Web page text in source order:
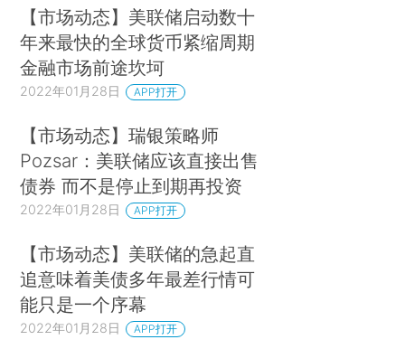
【市场动态】美联储启动数十
年来最快的全球货币紧缩周期
金融市场前途坎坷
2022年01月28日 APP打开
【市场动态】瑞银策略师
Pozsar：美联储应该直接出售
债券 而不是停止到期再投资
2022年01月28日 APP打开
【市场动态】美联储的急起直
追意味着美债多年最差行情可
能只是一个序幕
2022年01月28日 APP打开